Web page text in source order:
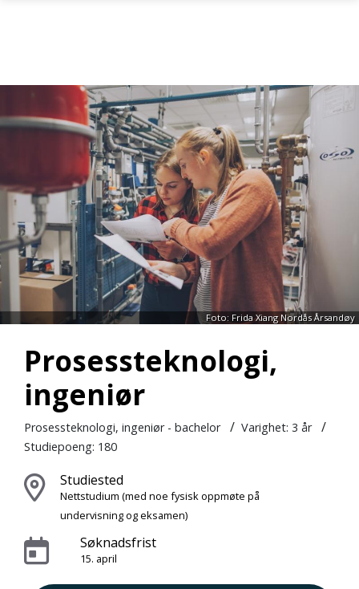
Gå til hovedinnhold
Foto: Frida Xiang Nordås Årsandøy
Prosessteknologi,
ingeniør
Prosessteknologi, ingeniør - bachelor / Varighet: 3 år /
Studiepoeng: 180
Studiested
Nettstudium (med noe fysisk oppmøte på
undervisning og eksamen)
Søknadsfrist
15. april